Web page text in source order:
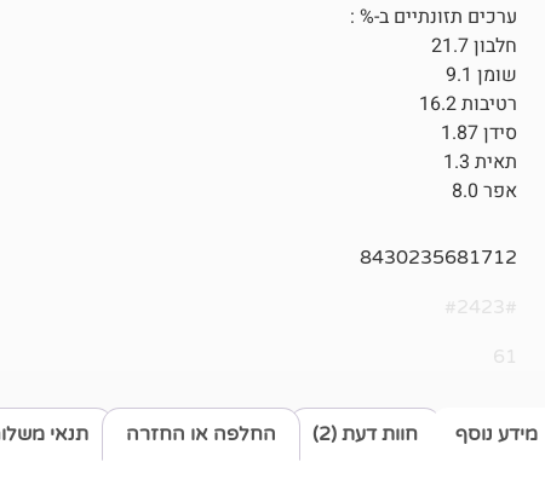
ערכים תזונתיים ב-% :
חלבון 21.7
שומן 9.1
רטיבות 16.2
סידן 1.87
תאית 1.3
אפר 8.0
8430235681712
#2423#
61
מידע נוסף תנאי חוות דעת (2) החלפה או החזרה